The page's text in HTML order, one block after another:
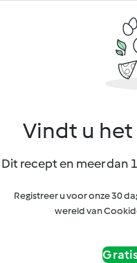
Vindt u het
Dit recept en meer dan
Registreer u voor onze 30
wereld van